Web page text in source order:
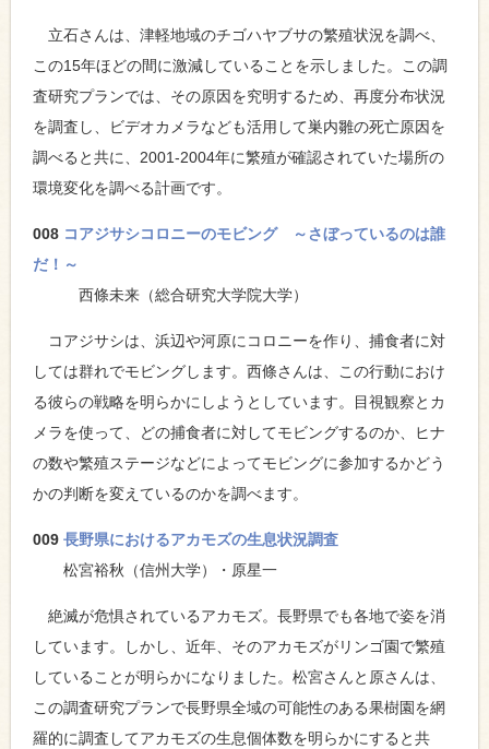
立石さんは、津軽地域のチゴハヤブサの繁殖状況を調べ、
この15年ほどの間に激減していることを示しました。この調
査研究プランでは、その原因を究明するため、再度分布状況
を調査し、ビデオカメラなども活用して巣内雛の死亡原因を
調べると共に、2001-2004年に繁殖が確認されていた場所の
環境変化を調べる計画です。
008 コアジサシコロニーのモビング ～さぼっているのは誰
だ！～
西條未来（総合研究大学院大学）
コアジサシは、浜辺や河原にコロニーを作り、捕食者に対
しては群れでモビングします。西條さんは、この行動におけ
る彼らの戦略を明らかにしようとしています。目視観察とカ
メラを使って、どの捕食者に対してモビングするのか、ヒナ
の数や繁殖ステージなどによってモビングに参加するかどう
かの判断を変えているのかを調べます。
009 長野県におけるアカモズの生息状況調査
松宮裕秋（信州⼤学）・原星⼀
絶滅が危惧されているアカモズ。長野県でも各地で姿を消
しています。しかし、近年、そのアカモズがリンゴ園で繁殖
していることが明らかになりました。松宮さんと原さんは、
この調査研究プランで長野県全域の可能性のある果樹園を網
羅的に調査してアカモズの生息個体数を明らかにすると共